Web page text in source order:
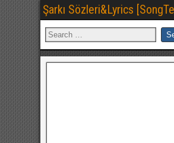
Şarkı Sözleri&Lyrics